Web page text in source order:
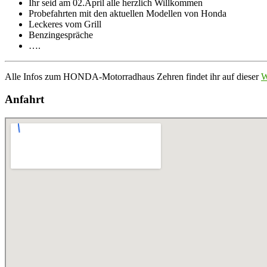
Ihr seid am 02.April alle herzlich Willkommen
Probefahrten mit den aktuellen Modellen von Honda
Leckeres vom Grill
Benzingespräche
….
Alle Infos zum HONDA-Motorradhaus Zehren findet ihr auf dieser
Anfahrt